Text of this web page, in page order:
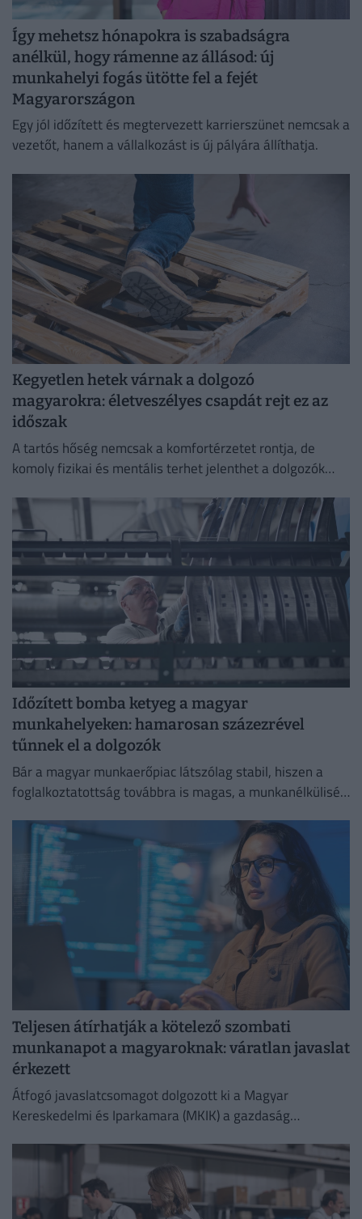
Így mehetsz hónapokra is szabadságra
anélkül, hogy rámenne az állásod: új
munkahelyi fogás ütötte fel a fejét
Magyarországon
Egy jól időzített és megtervezett karrierszünet nemcsak a
vezetőt, hanem a vállalkozást is új pályára állíthatja.
Kegyetlen hetek várnak a dolgozó
magyarokra: életveszélyes csapdát rejt ez az
időszak
A tartós hőség nemcsak a komfortérzetet rontja, de
komoly fizikai és mentális terhet jelenthet a dolgozók
Időzített bomba ketyeg a magyar
munkahelyeken: hamarosan százezrével
tűnnek el a dolgozók
Bár a magyar munkaerőpiac látszólag stabil, hiszen a
foglalkoztatottság továbbra is magas, a munkanélküliség
Teljesen átírhatják a kötelező szombati
munkanapot a magyaroknak: váratlan javaslat
érkezett
Átfogó javaslatcsomagot dolgozott ki a Magyar
Kereskedelmi és Iparkamara (MKIK) a gazdaság
kezelése érdekében.